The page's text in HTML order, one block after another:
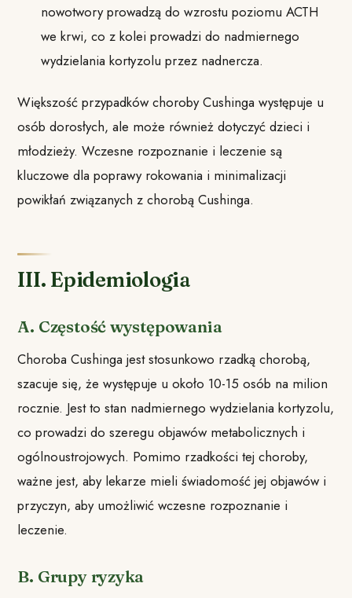
nowotwory prowadzą do wzrostu poziomu ACTH
we krwi, co z kolei prowadzi do nadmiernego
wydzielania kortyzolu przez nadnercza.
Większość przypadków choroby Cushinga występuje u
osób dorosłych, ale może również dotyczyć dzieci i
młodzieży. Wczesne rozpoznanie i leczenie są
kluczowe dla poprawy rokowania i minimalizacji
powikłań związanych z chorobą Cushinga.
III. Epidemiologia
A. Częstość występowania
Choroba Cushinga jest stosunkowo rzadką chorobą,
szacuje się, że występuje u około 10-15 osób na milion
rocznie. Jest to stan nadmiernego wydzielania kortyzolu,
co prowadzi do szeregu objawów metabolicznych i
ogólnoustrojowych. Pomimo rzadkości tej choroby,
ważne jest, aby lekarze mieli świadomość jej objawów i
przyczyn, aby umożliwić wczesne rozpoznanie i
leczenie.
B. Grupy ryzyka